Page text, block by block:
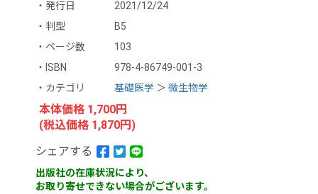
発行日
2021/12/24
判型
B5
ページ数
103
ISBN
978-4-86749-001-3
カテゴリ
基礎医学 ＞ 微生物学
本体価格 1,700円
(税込価格 1,870円)
シェアする
出版社の在庫状況により、
お取り寄せできない場合がございます。